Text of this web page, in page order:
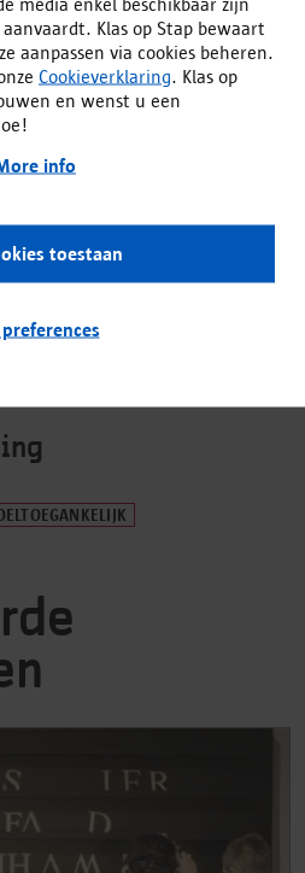
Klas op Stap bewaart
aanpassen via cookies beheren.
Cookieverklaring. Klas op
en wenst u een
info
toestaan
consent
uur (nog 20 plaatsen)
de periode
ons via
toiletten.